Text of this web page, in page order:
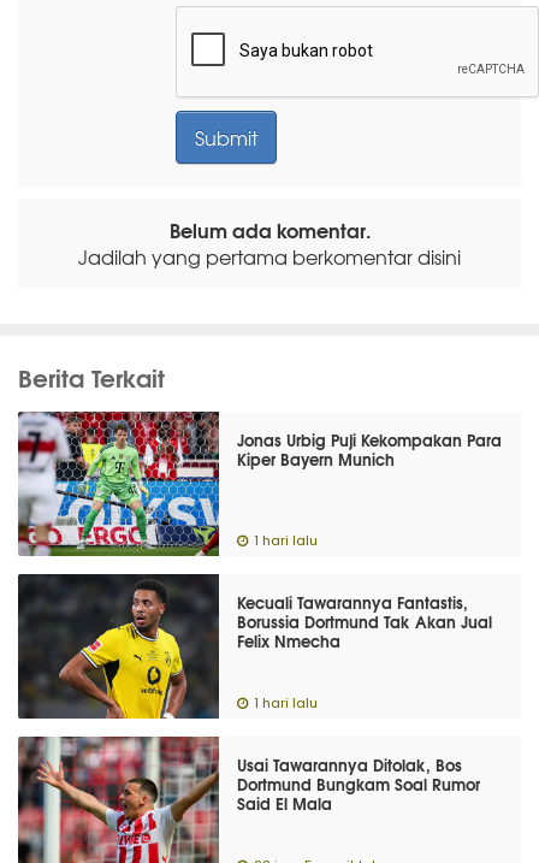
Belum ada komentar.
Jadilah yang pertama berkomentar disini
Berita Terkait
Jonas Urbig Puji Kekompakan Para
Kiper Bayern Munich
1 hari lalu
Kecuali Tawarannya Fantastis,
Borussia Dortmund Tak Akan Jual
Felix Nmecha
1 hari lalu
Usai Tawarannya Ditolak, Bos
Dortmund Bungkam Soal Rumor
Said El Mala